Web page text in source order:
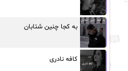
به کجا چنین شتابان
کافه نادری